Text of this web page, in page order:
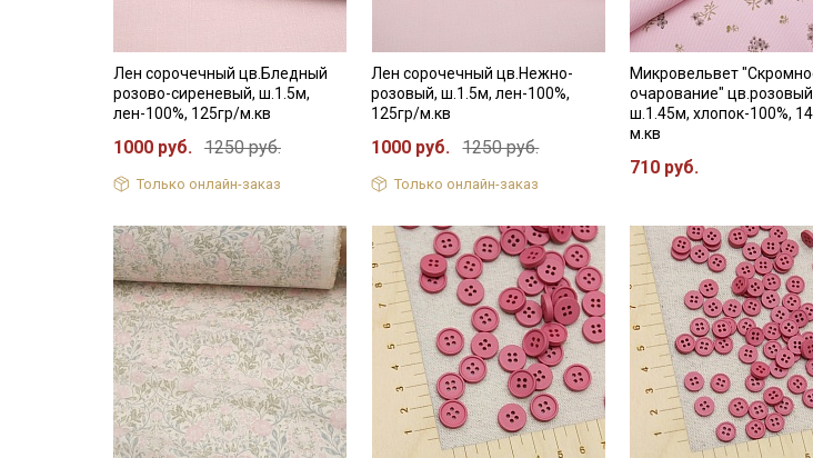
Лен сорочечный цв.Бледный
розово-сиреневый, ш.1.5м,
лен-100%, 125гр/м.кв
1000 руб. 1250 руб.
Только онлайн-заказ
Лен сорочечный цв.Нежно-
розовый, ш.1.5м, лен-100%,
125гр/м.кв
1000 руб. 1250 руб.
Только онлайн-заказ
Микровельвет
очарование"
ш.1.45м, хлопок-100%,
м.кв
710 руб.
Электронная почта
Подписаться
данных
и даюСогласие на
данных
Даю Согласие на получение
информационных рассылок